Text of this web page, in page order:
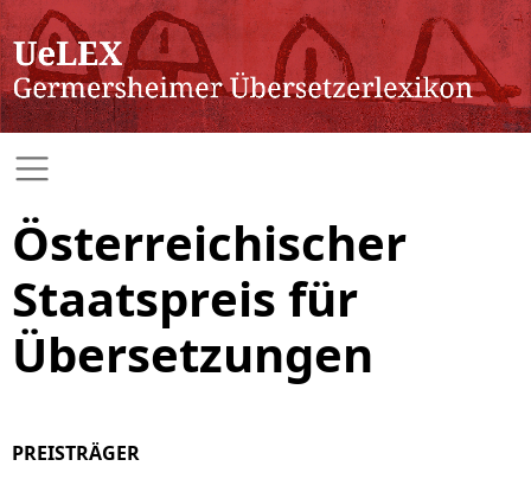
Österreichischer
Staatspreis für
Übersetzungen
PREISTRÄGER